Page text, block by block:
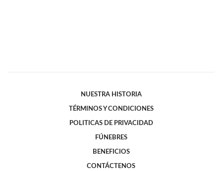
NUESTRA HISTORIA
TÉRMINOS Y CONDICIONES
POLITICAS DE PRIVACIDAD
FÚNEBRES
BENEFICIOS
CONTÁCTENOS